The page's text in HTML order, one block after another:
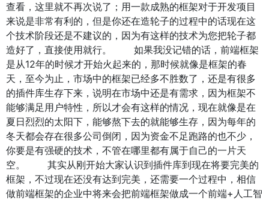
查看，这里就不再次说了；用一款成熟的框架对于开发项目
来说是非常有利的，但是你还在造轮子的过程中的话现在这
个技术阶段还是不建议的，因为有这样的技术为您把轮子都
造好了，直接使用就行。 如果我没记错的话，前端框架
是从12年的时候才开始火起来的，那时候就像是框架的春
天，至今为止，市场中的框架已经多不胜数了，还是有很多
的插件库生存下来，说明在市场中还是有需求，因为框架不
能够满足用户特性，所以才会有这样的情况，现在就像是在
夏日烈烈的太阳下，能够熬下去的就能够生存，因为每年的
冬天都会存在很多公司倒闭，因为资金不足跑路的也不少，
你要是有强硬的技术，不管在哪里都有属于自己的一片天
空。 其实从刚开始大家认识到插件库到现在将要完美的
框架，不过现在还没有达到完美，还需要一个过程中，相信
做前端框架的企业中将来会把前端框架做成一个前端+人工智